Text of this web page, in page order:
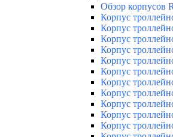
Обзор корпусов
Корпус
Корпус
Корпус
Корпус
Корпус
Корпус
Корпус
Корпус
Корпус
Корпус
Корпус